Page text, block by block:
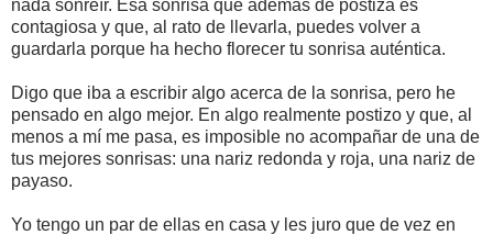
nada sonreír. Esa sonrisa que además de postiza es
contagiosa y que, al rato de llevarla, puedes volver a
guardarla porque ha hecho florecer tu sonrisa auténtica.
Digo que iba a escribir algo acerca de la sonrisa, pero he
pensado en algo mejor. En algo realmente postizo y que, al
menos a mí me pasa, es imposible no acompañar de una de
tus mejores sonrisas: una nariz redonda y roja, una nariz de
payaso.
Yo tengo un par de ellas en casa y les juro que de vez en